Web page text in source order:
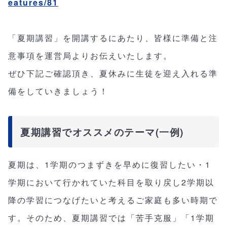
「夏期講習」を開講するにあたり、皆様に準備と注
意事項を運営局よりお伝えいたします。
ぜひ下記ご確認頂き、夏休みに生徒を迎え入れる準
備をしていきましょう！
夏期講習でオススメのテーマ(一例)
夏期は、1学期のつまずきを早めに復習したい・1
学期において行かれていた科目を取り戻し2学期以
降の学習につなげたいと考えるご家庭も多い時期で
す。そのため、夏期講習では「苦手克服」「1学期